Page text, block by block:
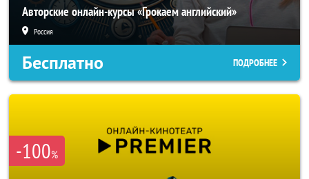
Авторские онлайн-курсы «Грокаем английский»
Россия
Бесплатно ПОДРОБНЕЕ
-100%